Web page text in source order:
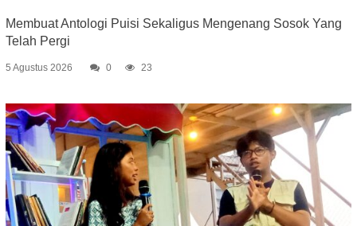
Membuat Antologi Puisi Sekaligus Mengenang Sosok Yang
Telah Pergi
5 Agustus 2026 0 23